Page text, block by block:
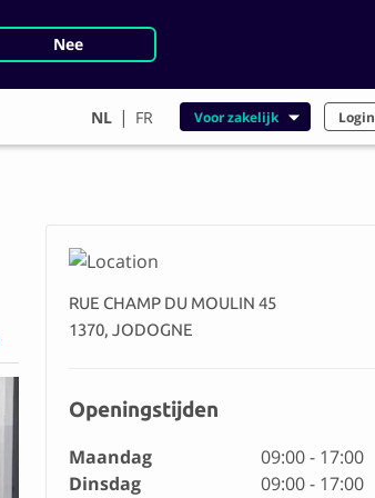
Nee
NL | FR Voor zakelijk Login
RUE CHAMP DU MOULIN 45
1370, JODOGNE
Openingstijden
Maandag
09:00 - 17:00
Dinsdag
09:00 - 17:00